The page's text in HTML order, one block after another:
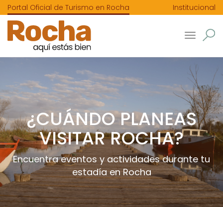
Portal Oficial de Turismo en Rocha Institucional
Toggle
¿CUÁNDO PLANEAS
VISITAR ROCHA?
Encuentra eventos y actividades durante tu
estadía en Rocha